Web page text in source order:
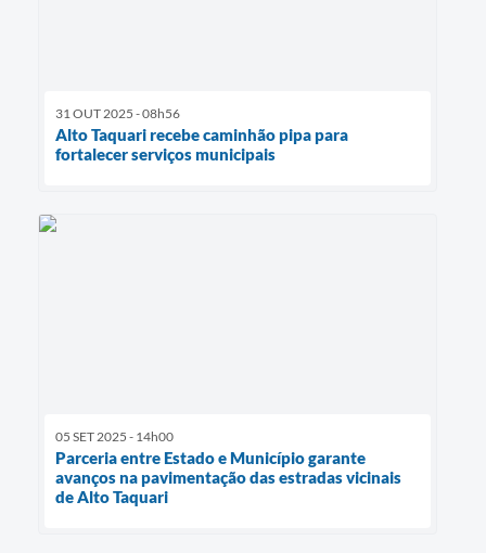
31 OUT 2025 - 08h56
Alto Taquari recebe caminhão pipa para
fortalecer serviços municipais
05 SET 2025 - 14h00
Parceria entre Estado e Município garante
avanços na pavimentação das estradas vicinais
de Alto Taquari